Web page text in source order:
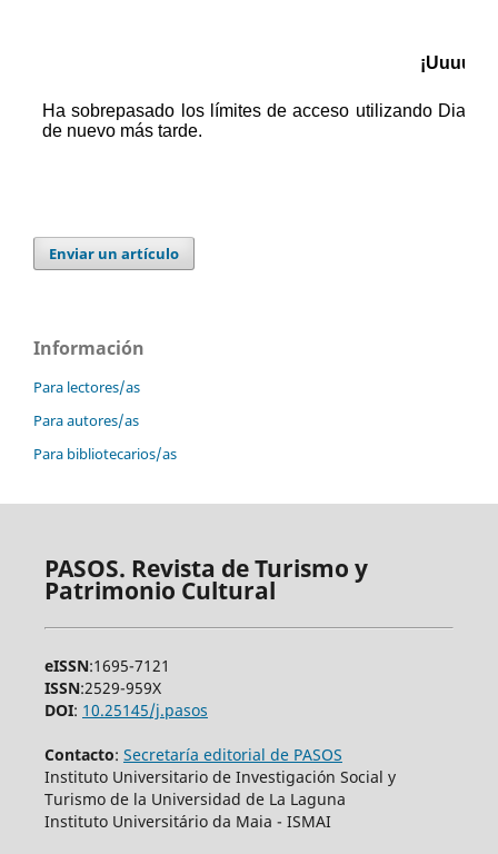
Enviar un artículo
Información
Para lectores/as
Para autores/as
Para bibliotecarios/as
PASOS. Revista de Turismo y
Patrimonio Cultural
eISSN:1695-7121
ISSN:2529-959X
DOI: 10.25145/j.pasos
Contacto: Secretaría editorial de PASOS
Instituto Universitario de Investigación Social y
Turismo de la Universidad de La Laguna
Instituto Universitário da Maia - ISMAI